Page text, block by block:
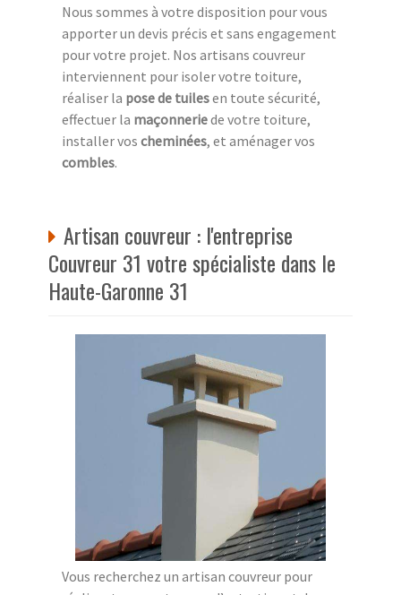
Nous sommes à votre disposition pour vous
apporter un devis précis et sans engagement
pour votre projet. Nos artisans couvreur
interviennent pour isoler votre toiture,
réaliser la pose de tuilesen toute sécurité,
effectuer la maçonneriede votre toiture,
installer vos cheminées, et aménager vos
combles.
Artisan couvreur : l'entreprise
Couvreur 31 votre spécialiste dans le
Haute-Garonne 31
Vous recherchez un artisan couvreur pour